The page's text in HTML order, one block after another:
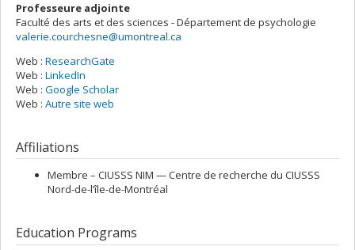
Professeure adjointe
Faculté des arts et des sciences - Département de psychologie
valerie.courchesne@umontreal.ca
Courriels
Web : ResearchGate
Web : LinkedIn
Web : Google Scholar
Web : Autre site web
Affiliations
Membre – CIUSSS NIM — Centre de recherche du CIUSSS
Nord-de-l’île-de-Montréal
Education Programs